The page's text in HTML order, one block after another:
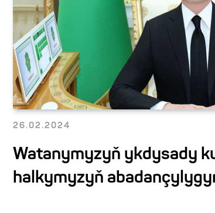
26.02.2024
Watanymyzyň ykdysady
halkymyzyň